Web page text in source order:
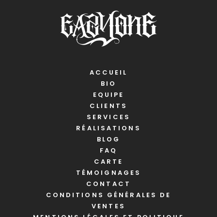
ACCUEIL
BIO
EQUIPE
CLIENTS
SERVICES
RÉALISATIONS
BLOG
FAQ
CARTE
TÉMOIGNAGES
CONTACT
CONDITIONS GÉNÉRALES DE
VENTES